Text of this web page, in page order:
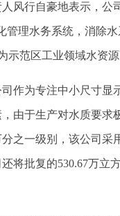
行自豪地表示，公
管理水务系统，消除
示范区工业领域水资
为专注中小尺寸显
由于生产对水质要求
之一级别，该公司采
将批复的530.67万立